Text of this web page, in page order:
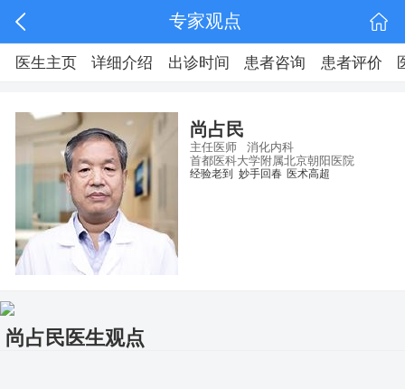
专家观点
医生主页 详细介绍 出诊时间 患者咨询 患者评价
尚占民
主任医师
消化内科
首都医科大学附属北京朝阳医院
经验老到 妙手回春 医术高超
尚占民医生观点